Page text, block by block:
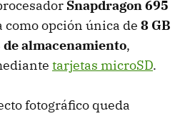
Snapdragon 695
como opción única de 8 GB
de almacenamiento,
tarjetas microSD.
fotográfico queda